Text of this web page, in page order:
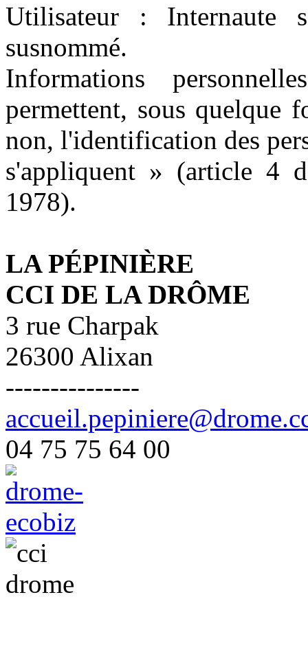
Utilisateur : Internaute
susnommé.
Informations
permettent, sous quelque
non, l'identification des
s'appliquent » (article 4
1978).
LA PÉPINIÈRE
CCI DE LA DRÔME
3 rue Charpak
26300 Alixan
---------------
04 75 75 64 00